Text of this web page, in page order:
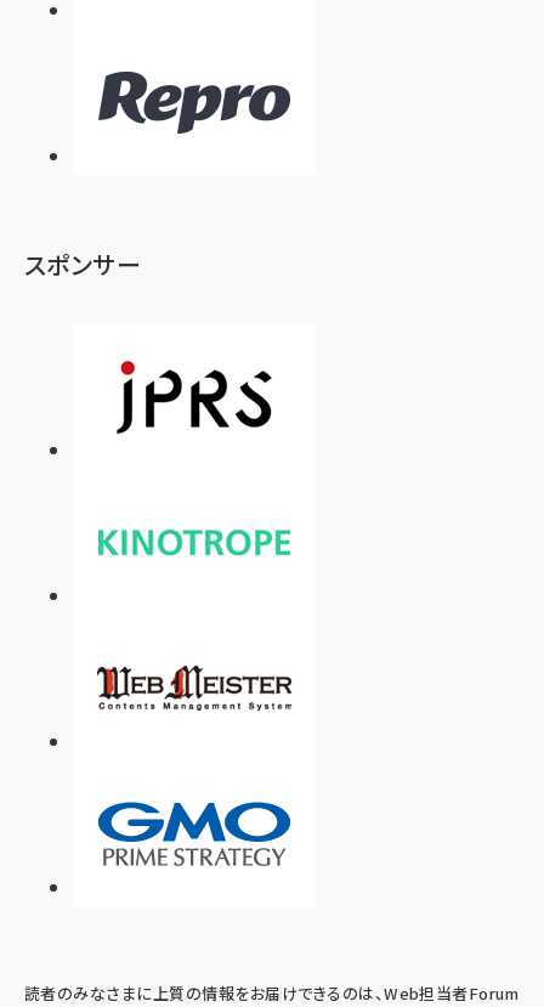
スポンサー
読者のみなさまに上質の情報をお届けできるのは、Web担当者Forum